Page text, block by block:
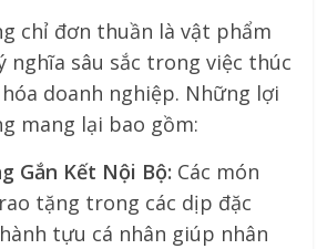
chỉ đơn thuần là vật phẩm
nghĩa sâu sắc trong việc thúc
doanh nghiệp. Những lợi
mang lại bao gồm:
Gắn Kết Nội Bộ: Các món
tặng trong các dịp đặc
tựu cá nhân giúp nhân